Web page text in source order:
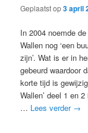
Geplaatst op3 april
In 2004 noemde
Wallen nog ‘een
zijn’. Wat is er in
gebeurd waardoor
korte tijd is
Wallen’ deel 1 en
… Lees verder →